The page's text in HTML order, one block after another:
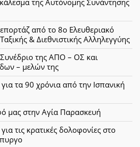
της Αυτόνομης Συνάντησης
από το 8ο Ελευθεριακό
& Διεθνιστικής Αλληλεγγύης
της ΑΠΟ – ΟΣ και
– μελών της
τα 90 χρόνια από την Ισπανική
μας στην Αγία Παρασκευή
τις κρατικές δολοφονίες στο